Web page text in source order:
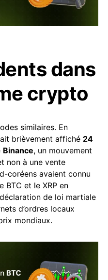
dans
crypto
similaires. En
brièvement affiché 24
Binance, un mouvement
non à une vente
coréens avaient connu
BTC et le XRP en
de loi martiale
d’ordres locaux
mondiaux.